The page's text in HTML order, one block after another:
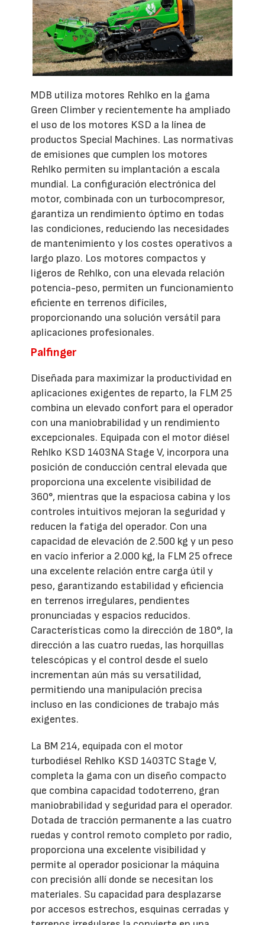
MDB utiliza motores Rehlko en la gama
Green Climber y recientemente ha ampliado
el uso de los motores KSD a la línea de
productos Special Machines. Las normativas
de emisiones que cumplen los motores
Rehlko permiten su implantación a escala
mundial. La configuración electrónica del
motor, combinada con un turbocompresor,
garantiza un rendimiento óptimo en todas
las condiciones, reduciendo las necesidades
de mantenimiento y los costes operativos a
largo plazo. Los motores compactos y
ligeros de Rehlko, con una elevada relación
potencia-peso, permiten un funcionamiento
eficiente en terrenos difíciles,
proporcionando una solución versátil para
aplicaciones profesionales.
Palfinger
Diseñada para maximizar la productividad en
aplicaciones exigentes de reparto, la FLM 25
combina un elevado confort para el operador
con una maniobrabilidad y un rendimiento
excepcionales. Equipada con el motor diésel
Rehlko KSD 1403NA Stage V, incorpora una
posición de conducción central elevada que
proporciona una excelente visibilidad de
360°, mientras que la espaciosa cabina y los
controles intuitivos mejoran la seguridad y
reducen la fatiga del operador. Con una
capacidad de elevación de 2.500 kg y un peso
en vacío inferior a 2.000 kg, la FLM 25 ofrece
una excelente relación entre carga útil y
peso, garantizando estabilidad y eficiencia
en terrenos irregulares, pendientes
pronunciadas y espacios reducidos.
Características como la dirección de 180°, la
dirección a las cuatro ruedas, las horquillas
telescópicas y el control desde el suelo
incrementan aún más su versatilidad,
permitiendo una manipulación precisa
incluso en las condiciones de trabajo más
exigentes.
La BM 214, equipada con el motor
turbodiésel Rehlko KSD 1403TC Stage V,
completa la gama con un diseño compacto
que combina capacidad todoterreno, gran
maniobrabilidad y seguridad para el operador.
Dotada de tracción permanente a las cuatro
ruedas y control remoto completo por radio,
proporciona una excelente visibilidad y
permite al operador posicionar la máquina
con precisión allí donde se necesitan los
materiales. Su capacidad para desplazarse
por accesos estrechos, esquinas cerradas y